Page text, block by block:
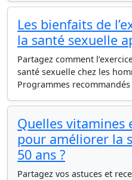
Les bienfaits de
la santé sexuelle
Partagez comment
santé sexuelle chez les
Programmes
Quelles vitamines
pour améliorer la
50 ans ?
Partagez vos astuces et